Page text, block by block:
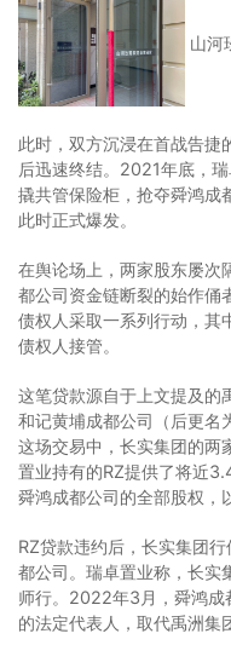
山河
此时，双方沉浸在首战告捷
后迅速终结。2021年底，
撬共管保险柜，抢夺舜鸿成
此时正式爆发。
在舆论场上，两家股东屡次
都公司资金链断裂的始作俑
债权人采取一系列行动，其
债权人接管。
这笔贷款源自于上文提及的
和记黄埔成都公司（后更名
这场交易中，长实集团的两
置业持有的RZ提供了将近
舜鸿成都公司的全部股权，
RZ贷款违约后，长实集团
都公司。瑞卓置业称，长实
师行。2022年3月，舜鸿成
的法定代表人，取代禹洲集